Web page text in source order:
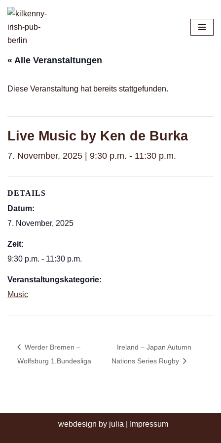
Zum
Inhalt
« Alle Veranstaltungen
Diese Veranstaltung hat bereits stattgefunden.
Live Music by Ken de Burka
7. November, 2025 | 9:30 p.m. - 11:30 p.m.
DETAILS
Datum:
7. November, 2025
Zeit:
9:30 p.m. - 11:30 p.m.
Veranstaltungskategorie:
Music
Werder Bremen –
Wolfsburg 1.Bundesliga
Ireland – Japan Autumn
Nations Series Rugby
webdesign by julia Impressum